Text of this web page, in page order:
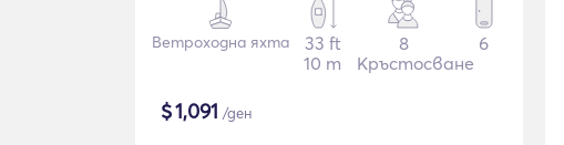
Ветроходна яхта
33 ft
10 m
8
Кръстосване
6
$1,091 /ден